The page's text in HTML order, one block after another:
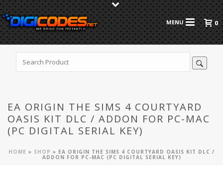
0
EA ORIGIN THE SIMS 4 COURTYARD
OASIS KIT DLC / ADDON FOR PC-MAC
(PC DIGITAL SERIAL KEY)
HOME » SHOP » EA ORIGIN THE SIMS 4 COURTYARD OASIS KIT DLC /
ADDON FOR PC-MAC (PC DIGITAL SERIAL KEY)